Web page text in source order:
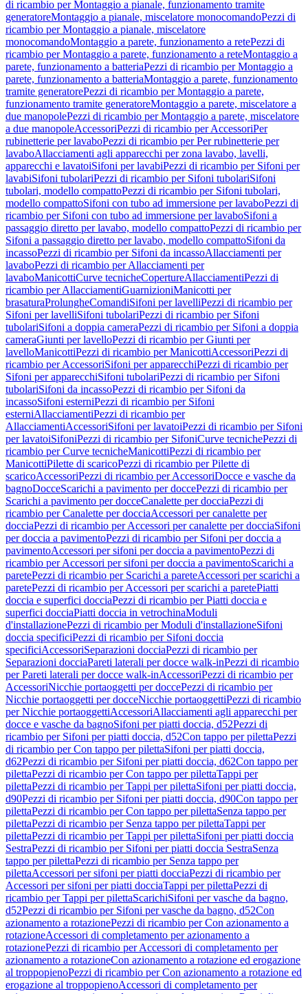
di ricambio per Montaggio a pianale, funzionamento tramite
generatoreMontaggio a pianale, miscelatore monocomandoPezzi di
ricambio per Montaggio a pianale, miscelatore
monocomandoMontaggio a parete, funzionamento a retePezzi di
ricambio per Montaggio a parete, funzionamento a reteMontaggio a
parete, funzionamento a batteriaPezzi di ricambio per Montaggio a
parete, funzionamento a batteriaMontaggio a parete, funzionamento
tramite generatorePezzi di ricambio per Montaggio a parete,
funzionamento tramite generatoreMontaggio a parete, miscelatore a
due manopolePezzi di ricambio per Montaggio a parete, miscelatore
a due manopoleAccessoriPezzi di ricambio per AccessoriPer
rubinetterie per lavaboPezzi di ricambio per Per rubinetterie per
lavaboAllacciamenti agli apparecchi per zona lavabo, lavelli,
apparecchi e lavatoiSifoni per lavabiPezzi di ricambio per Sifoni per
lavabiSifoni tubolariPezzi di ricambio per Sifoni tubolariSifoni
tubolari, modello compattoPezzi di ricambio per Sifoni tubolari,
modello compattoSifoni con tubo ad immersione per lavaboPezzi di
ricambio per Sifoni con tubo ad immersione per lavaboSifoni a
passaggio diretto per lavabo, modello compattoPezzi di ricambio per
Sifoni a passaggio diretto per lavabo, modello compattoSifoni da
incassoPezzi di ricambio per Sifoni da incassoAllacciamenti per
lavaboPezzi di ricambio per Allacciamenti per
lavaboManicottiCurve tecnicheCopertureAllacciamentiPezzi di
ricambio per AllacciamentiGuarnizioniManicotti per
brasaturaProlungheComandiSifoni per lavelliPezzi di ricambio per
Sifoni per lavelliSifoni tubolariPezzi di ricambio per Sifoni
tubolariSifoni a doppia cameraPezzi di ricambio per Sifoni a doppia
cameraGiunti per lavelloPezzi di ricambio per Giunti per
lavelloManicottiPezzi di ricambio per ManicottiAccessoriPezzi di
ricambio per AccessoriSifoni per apparecchiPezzi di ricambio per
Sifoni per apparecchiSifoni tubolariPezzi di ricambio per Sifoni
tubolariSifoni da incassoPezzi di ricambio per Sifoni da
incassoSifoni esterniPezzi di ricambio per Sifoni
esterniAllacciamentiPezzi di ricambio per
AllacciamentiAccessoriSifoni per lavatoiPezzi di ricambio per Sifoni
per lavatoiSifoniPezzi di ricambio per SifoniCurve tecnichePezzi di
ricambio per Curve tecnicheManicottiPezzi di ricambio per
ManicottiPilette di scaricoPezzi di ricambio per Pilette di
scaricoAccessoriPezzi di ricambio per AccessoriDocce e vasche da
bagnoDocceScarichi a pavimento per doccePezzi di ricambio per
Scarichi a pavimento per docceCanalette per docciaPezzi di
ricambio per Canalette per docciaAccessori per canalette per
docciaPezzi di ricambio per Accessori per canalette per docciaSifoni
per doccia a pavimentoPezzi di ricambio per Sifoni per doccia a
pavimentoAccessori per sifoni per doccia a pavimentoPezzi di
ricambio per Accessori per sifoni per doccia a pavimentoScarichi a
paretePezzi di ricambio per Scarichi a pareteAccessori per scarichi a
paretePezzi di ricambio per Accessori per scarichi a paretePiatti
doccia e superfici docciaPezzi di ricambio per Piatti doccia e
superfici docciaPiatti doccia in vetrochinaModuli
d'installazionePezzi di ricambio per Moduli d'installazioneSifoni
doccia specificiPezzi di ricambio per Sifoni doccia
specificiAccessoriSeparazioni docciaPezzi di ricambio per
Separazioni docciaPareti laterali per docce walk-inPezzi di ricambio
per Pareti laterali per docce walk-inAccessoriPezzi di ricambio per
AccessoriNicchie portaoggetti per doccePezzi di ricambio per
Nicchie portaoggetti per docceNicchie portaoggettiPezzi di ricambio
per Nicchie portaoggettiAccessoriAllacciamenti agli apparecchi per
docce e vasche da bagnoSifoni per piatti doccia, d52Pezzi di
ricambio per Sifoni per piatti doccia, d52Con tappo per pilettaPezzi
di ricambio per Con tappo per pilettaSifoni per piatti doccia,
d62Pezzi di ricambio per Sifoni per piatti doccia, d62Con tappo per
pilettaPezzi di ricambio per Con tappo per pilettaTappi per
pilettaPezzi di ricambio per Tappi per pilettaSifoni per piatti doccia,
d90Pezzi di ricambio per Sifoni per piatti doccia, d90Con tappo per
pilettaPezzi di ricambio per Con tappo per pilettaSenza tappo per
pilettaPezzi di ricambio per Senza tappo per pilettaTappi per
pilettaPezzi di ricambio per Tappi per pilettaSifoni per piatti doccia
SestraPezzi di ricambio per Sifoni per piatti doccia SestraSenza
tappo per pilettaPezzi di ricambio per Senza tappo per
pilettaAccessori per sifoni per piatti docciaPezzi di ricambio per
Accessori per sifoni per piatti docciaTappi per pilettaPezzi di
ricambio per Tappi per pilettaScarichiSifoni per vasche da bagno,
d52Pezzi di ricambio per Sifoni per vasche da bagno, d52Con
azionamento a rotazionePezzi di ricambio per Con azionamento a
rotazioneAccessori di completamento per azionamento a
rotazionePezzi di ricambio per Accessori di completamento per
azionamento a rotazioneCon azionamento a rotazione ed erogazione
al troppopienoPezzi di ricambio per Con azionamento a rotazione ed
erogazione al troppopienoAccessori di completamento per